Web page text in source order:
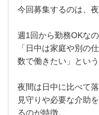
今回募集するのは、
週1回から勤務OKな
「日中は家庭や別の
数で働きたい」とい
夜間は日中に比べて
見守りや必要な介助
るのが特徴。